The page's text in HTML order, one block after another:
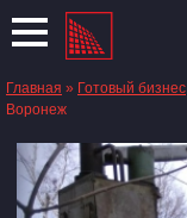
Главная » Готовый бизнес
Воронеж